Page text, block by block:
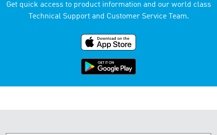
Get quick access to product information and our world class
Technical Support and Customer Service Team.